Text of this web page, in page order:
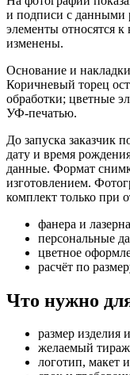
и подписи с данными
элементы относятся
изменены.
Основание и
Коричневый торец
обработки; цветные
УФ-печатью.
До запуска заказчик
дату и время
данные. Формат
изготовлением.
комплект только при
фанера и
персональные
цветное
расчёт по
Что нужно
размер изделия
желаемый
логотип, макет